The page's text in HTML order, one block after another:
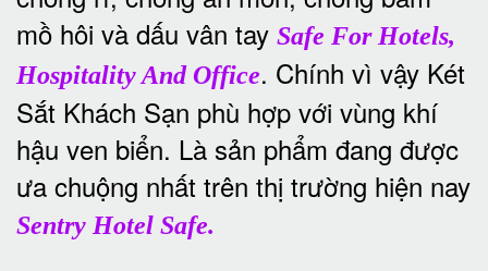
mồ hôi và dấu vân tay Safe For Hotels,
Hospitality And Office. Chính vì vậy Két
Sắt Khách Sạn phù hợp với vùng khí
hậu ven biển. Là sản phẩm đang được
ưa chuộng nhất trên thị trường hiện nay
Sentry Hotel Safe.